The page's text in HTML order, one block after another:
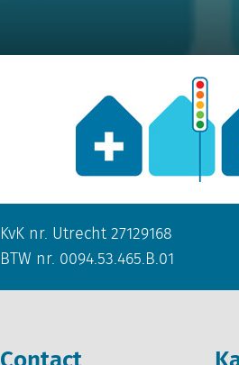
KvK nr. Utrecht 27129168
BTW nr. 0094.53.465.B.01